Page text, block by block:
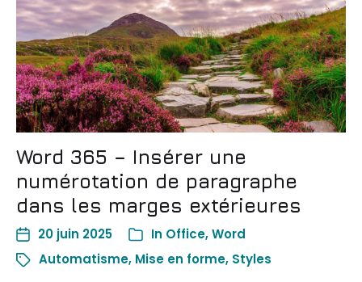
Word 365 – Insérer une
numérotation de paragraphe
dans les marges extérieures
20 juin 2025 In Office,Word
Automatisme, Mise en forme, Styles